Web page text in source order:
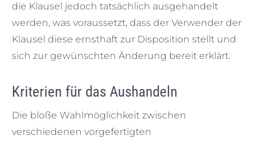
die Klausel jedoch tatsächlich ausgehandelt
werden, was voraussetzt, dass der Verwender der
Klausel diese ernsthaft zur Disposition stellt und
sich zur gewünschten Änderung bereit erklärt.
Kriterien für das Aushandeln
Die bloße Wahlmöglichkeit zwischen
verschiedenen vorgefertigten